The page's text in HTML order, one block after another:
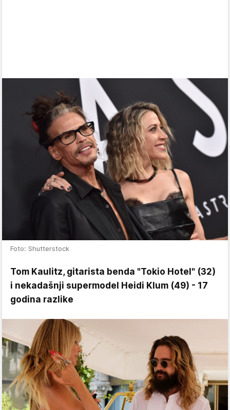
Foto: Shutterstock
Tom Kaulitz, gitarista benda "Tokio Hotel" (32)
i nekadašnji supermodel Heidi Klum (49) - 17
godina razlike